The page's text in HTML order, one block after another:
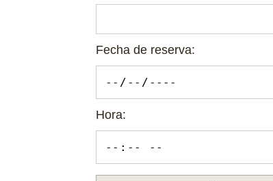
Fecha de reserva:
Hora: